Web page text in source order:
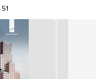
51